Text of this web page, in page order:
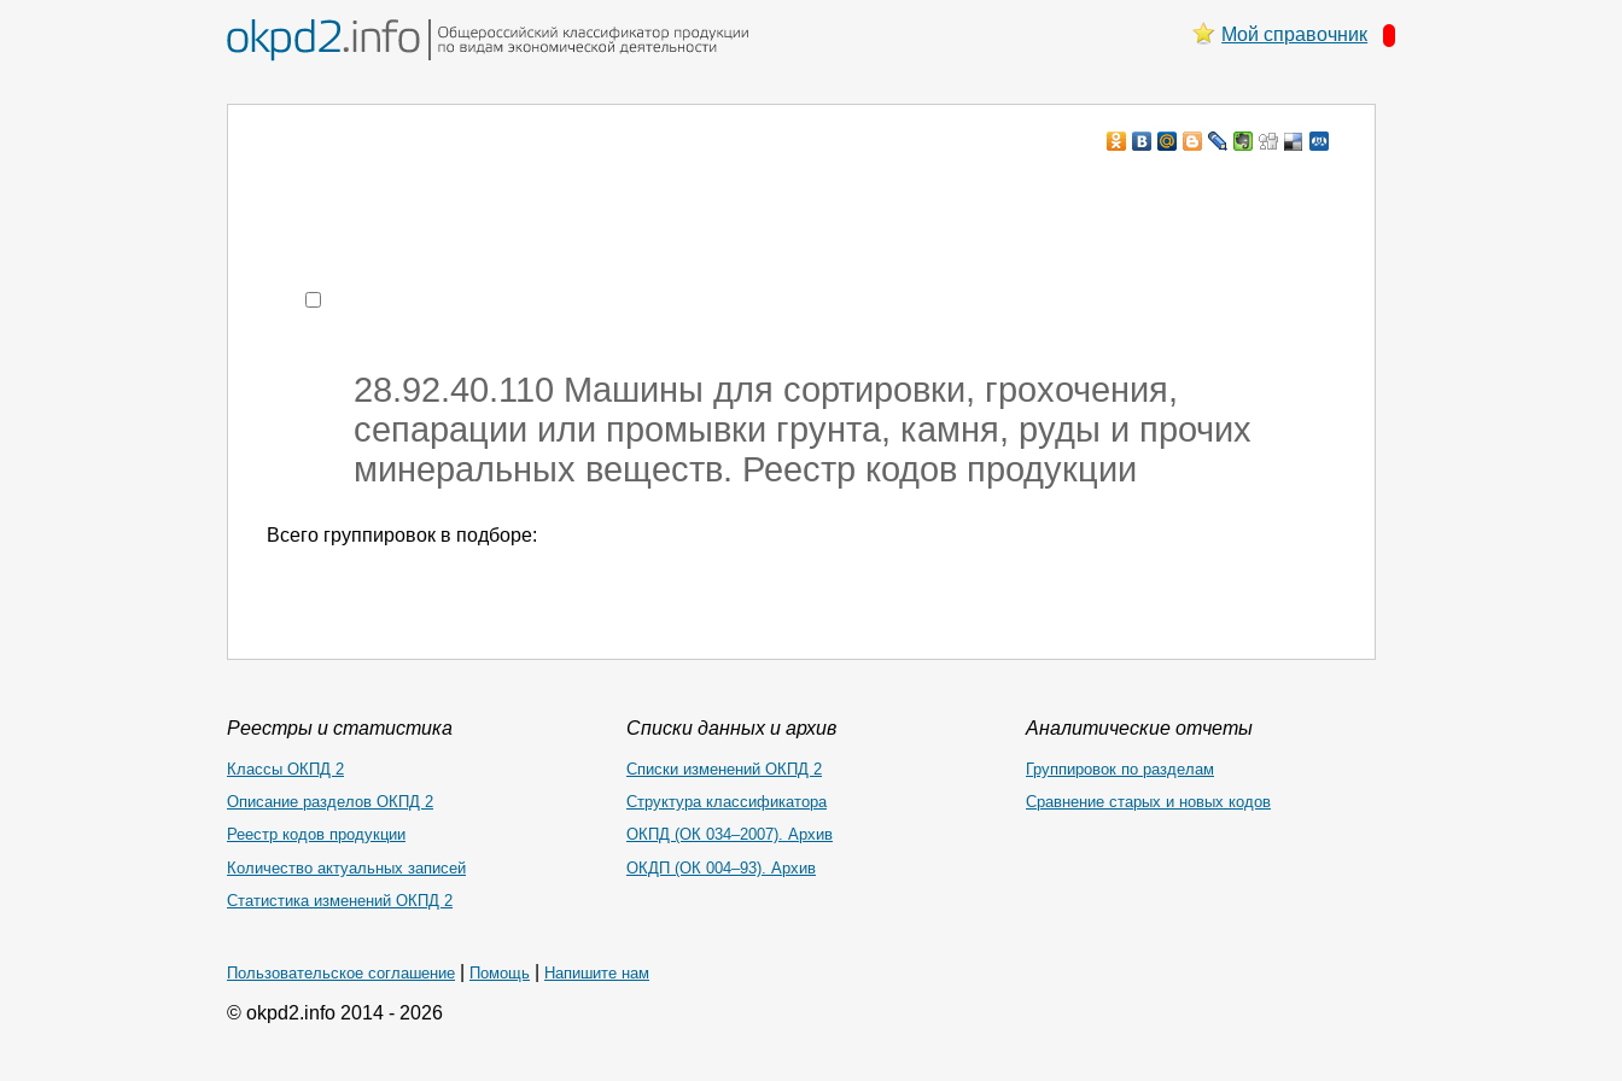
Мой справочник
28.92.40.110 Машины для сортировки, грохочения,
сепарации или промывки грунта, камня, руды и прочих
минеральных веществ. Реестр кодов продукции
Всего группировок в подборе:
Реестры и статистика
Классы ОКПД 2
Описание разделов ОКПД 2
Реестр кодов продукции
Количество актуальных записей
Статистика изменений ОКПД 2
Списки данных и архив
Списки изменений ОКПД 2
Структура классификатора
ОКПД (ОК 034–2007). Архив
ОКДП (ОК 004–93). Архив
Аналитические отчеты
Группировок по разделам
Сравнение старых и новых кодов
Пользовательское соглашение Помощь Напишите нам
© okpd2.info 2014 - 2026